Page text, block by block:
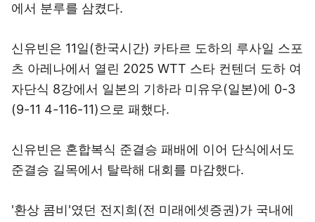
에서 분루를 삼켰다.
신유빈은 11일(한국시간) 카타르 도하의 루사일 스포
츠 아레나에서 열린 2025 WTT 스타 컨텐더 도하 여
자단식 8강에서 일본의 기하라 미유우(일본)에 0-3
(9-11 4-116-11)으로 패했다.
신유빈은 혼합복식 준결승 패배에 이어 단식에서도
준결승 길목에서 탈락해 대회를 마감했다.
'환상 콤비'였던 전지희(전 미래에셋증권)가 국내에